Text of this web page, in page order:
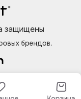
защищены
брендов.